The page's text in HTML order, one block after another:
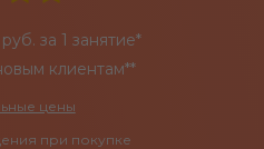
за 1 занятие*
клиентам**
цены
при покупке